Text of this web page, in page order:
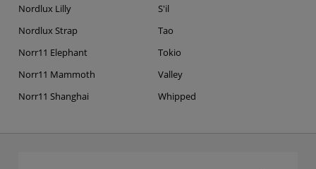
Nordlux Lilly
Nordlux Strap
Norr11 Elephant
Norr11 Mammoth
Norr11 Shanghai
S'il
Tao
Tokio
Valley
Whipped